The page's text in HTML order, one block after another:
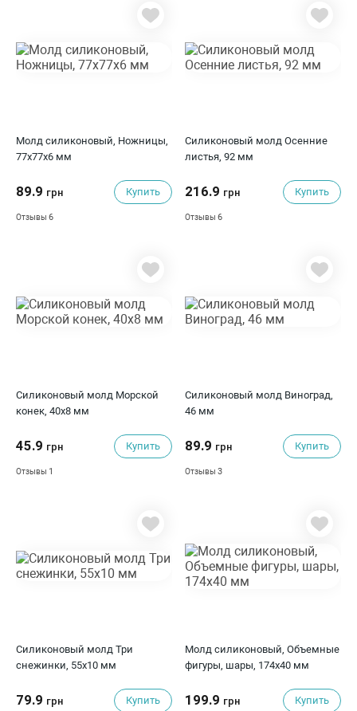
Молд силиконовый, Ножницы,
77x77x6 мм
89.9 грн Купить
Отзывы 6
Силиконовый молд Осенние
листья, 92 мм
216.9 грн Купить
Отзывы6
Силиконовый молд Морской
конек, 40х8 мм
45.9 грн Купить
Отзывы 1
Силиконовый молд Виноград,
46 мм
89.9 грн Купить
Отзывы3
Силиконовый молд Три
снежинки, 55x10 мм
79.9 грн Купить
Молд силиконовый, Объемные
фигуры, шары, 174х40 мм
199.9 грн Купить